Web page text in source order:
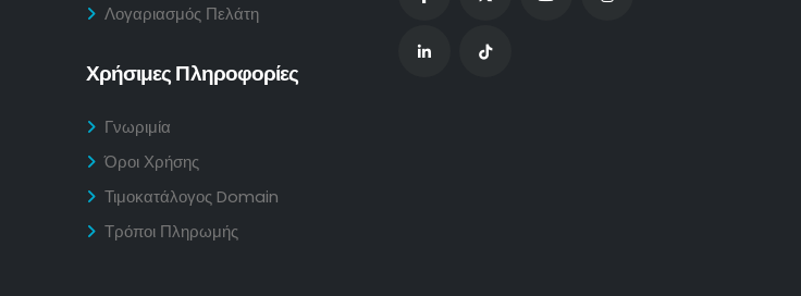
Λογαριασμός Πελάτη
Χρήσιμες Πληροφορίες
Γνωριμία
Όροι Χρήσης
Τιμοκατάλογος Domain
Τρόποι Πληρωμής